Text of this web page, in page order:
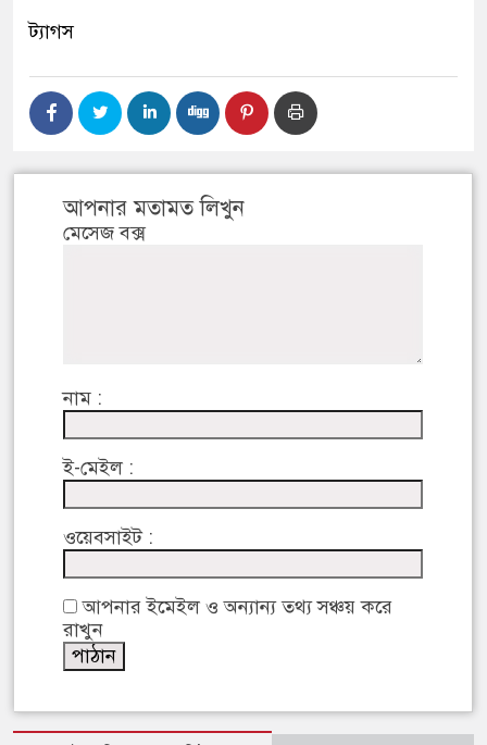
ট্যাগস
আপনার মতামত লিখুন
মেসেজ বক্স
নাম :
ই-মেইল :
ওয়েবসাইট :
আপনার ইমেইল ও অন্যান্য তথ্য সঞ্চয় করে
রাখুন